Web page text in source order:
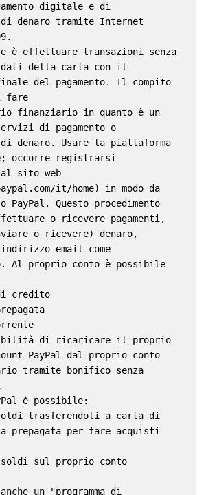
digitale e di
denaro tramite Internet
della carta con il
del pagamento. Il compito
fare
di pagamento o
denaro. Usare la piattaforma
occorre registrarsi
sito web
it/home) in modo da
Questo procedimento
o ricevere pagamenti,
o ricevere) denaro,
email come
Al proprio conto è possibile
credito
PayPal dal proprio conto
tramite bonifico senza
è possibile:
prepagata per fare acquisti